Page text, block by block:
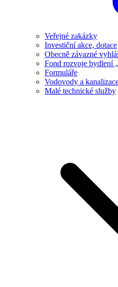
Veřejné zakázky
Investiční akce, dotace
Obecně závazné
Fond rozvoje bydlení
Formuláře
Vodovody a
Malé technické služby